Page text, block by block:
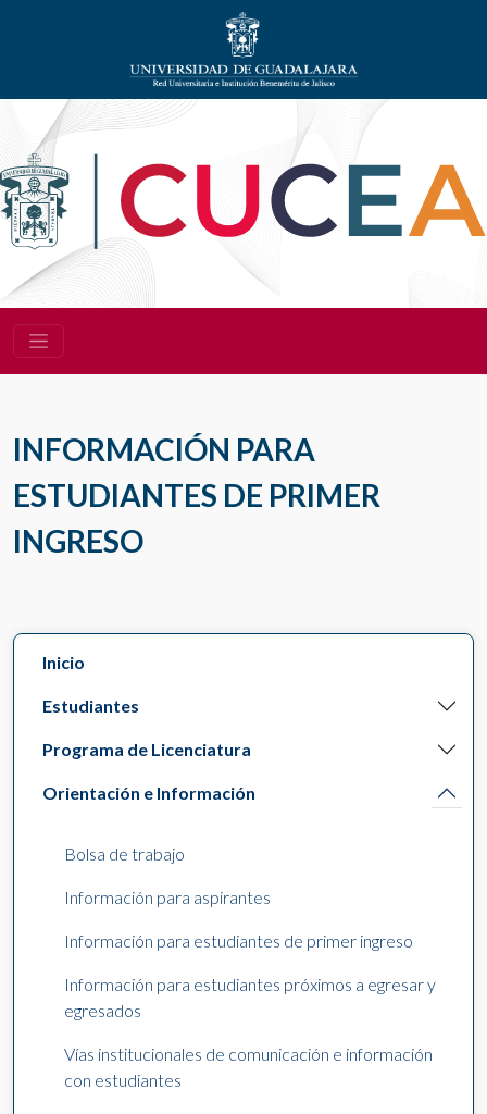
INFORMACIÓN PARA
ESTUDIANTES DE PRIMER
INGRESO
Inicio
Estudiantes
Programa de Licenciatura
Orientación e Información
Bolsa de trabajo
Información para aspirantes
Información para estudiantes de primer ingreso
Información para estudiantes próximos a egresar y
egresados
Vías institucionales de comunicación e información
con estudiantes